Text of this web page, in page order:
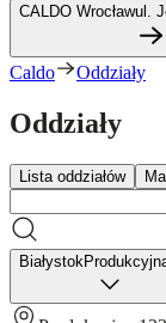
CALDO Wrocławul.
Caldo Oddziały
Oddziały
Lista oddziałów
Białystok